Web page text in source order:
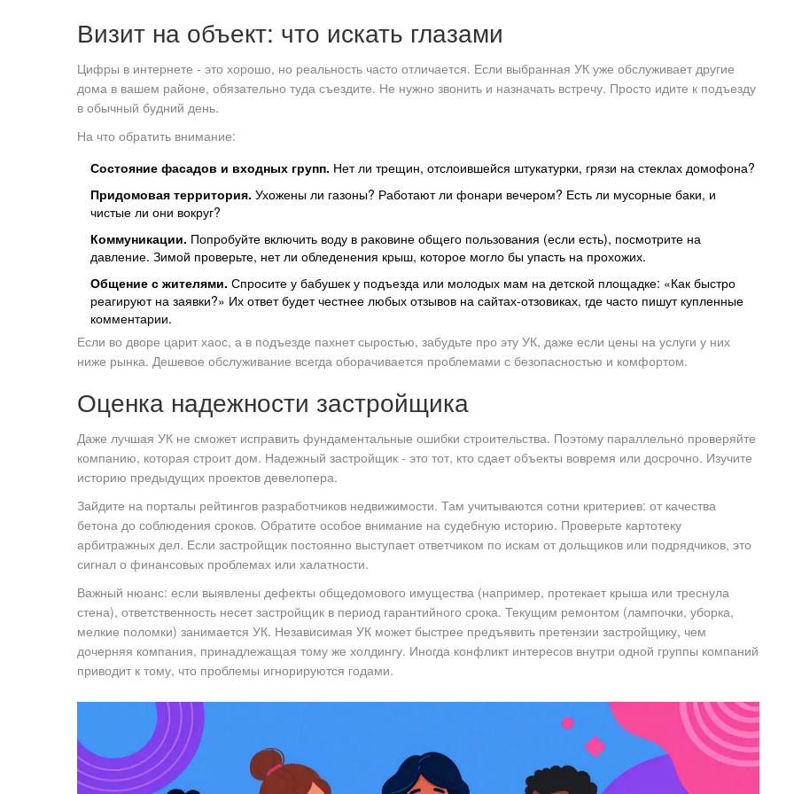
Визит на объект: что искать глазами
Цифры в интернете - это хорошо, но реальность часто отличается. Если выбранная УК уже обслуживает другие
дома в вашем районе, обязательно туда съездите. Не нужно звонить и назначать встречу. Просто идите к подъезду
в обычный будний день.
На что обратить внимание:
Состояние фасадов и входных групп. Нет ли трещин, отслоившейся штукатурки, грязи на стеклах домофона?
Придомовая территория. Ухожены ли газоны? Работают ли фонари вечером? Есть ли мусорные баки, и
чистые ли они вокруг?
Коммуникации. Попробуйте включить воду в раковине общего пользования (если есть), посмотрите на
давление. Зимой проверьте, нет ли обледенения крыш, которое могло бы упасть на прохожих.
Общение с жителями. Спросите у бабушек у подъезда или молодых мам на детской площадке: «Как быстро
реагируют на заявки?» Их ответ будет честнее любых отзывов на сайтах-отзовиках, где часто пишут купленные
комментарии.
Если во дворе царит хаос, а в подъезде пахнет сыростью, забудьте про эту УК, даже если цены на услуги у них
ниже рынка. Дешевое обслуживание всегда оборачивается проблемами с безопасностью и комфортом.
Оценка надежности застройщика
Даже лучшая УК не сможет исправить фундаментальные ошибки строительства. Поэтому параллельно проверяйте
компанию, которая строит дом. Надежный застройщик - это тот, кто сдает объекты вовремя или досрочно. Изучите
историю предыдущих проектов девелопера.
Зайдите на порталы рейтингов разработчиков недвижимости. Там учитываются сотни критериев: от качества
бетона до соблюдения сроков. Обратите особое внимание на судебную историю. Проверьте картотеку
арбитражных дел. Если застройщик постоянно выступает ответчиком по искам от дольщиков или подрядчиков, это
сигнал о финансовых проблемах или халатности.
Важный нюанс: если выявлены дефекты общедомового имущества (например, протекает крыша или треснула
стена), ответственность несет застройщик в период гарантийного срока. Текущим ремонтом (лампочки, уборка,
мелкие поломки) занимается УК. Независимая УК может быстрее предъявить претензии застройщику, чем
дочерняя компания, принадлежащая тому же холдингу. Иногда конфликт интересов внутри одной группы компаний
приводит к тому, что проблемы игнорируются годами.